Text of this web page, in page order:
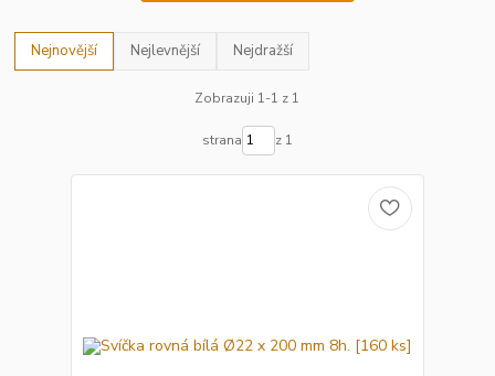
Nejnovější Nejlevnější Nejdražší
Zobrazuji 1-1 z 1
strana z 1